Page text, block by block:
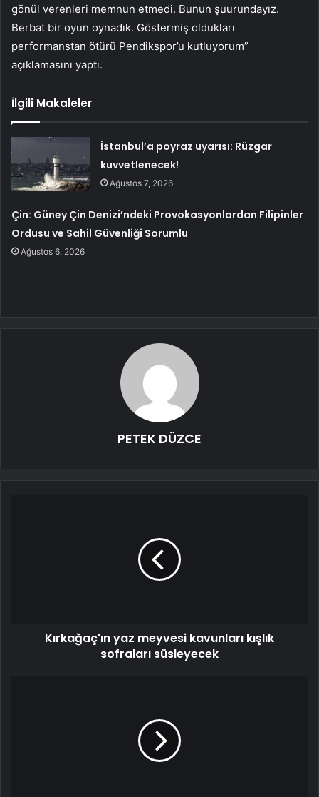
gönül verenleri memnun etmedi. Bunun şuurundayız.
Berbat bir oyun oynadık. Göstermiş oldukları
performanstan ötürü Pendikspor’u kutluyorum”
açıklamasını yaptı.
İlgili Makaleler
İstanbul’a poyraz uyarısı: Rüzgar
kuvvetlenecek!
Ağustos 7, 2026
Çin: Güney Çin Denizi’ndeki Provokasyonlardan Filipinler
Ordusu ve Sahil Güvenliği Sorumlu
Ağustos 6, 2026
PETEK DÜZCE
Kırkağaç'ın yaz meyvesi kavunları kışlık
sofraları süsleyecek